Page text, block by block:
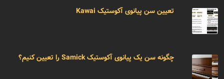
تعیین سن پیانوی آکوستیک Kawai
چگونه سن یک پیانوی آکوستیک Samick را تعیین کنیم؟